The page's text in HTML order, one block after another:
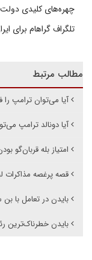
چهره‌های کلیدی دولت
تلگراف گراهام برای
مطالب مرتبط
آیا می‌توان ترامپ را
آیا دونالد ترامپ
امتیاز بله قربان‌گو
قصه پرغصه مذاکرات
بایدن در تعامل با بن
بایدن خطرناک‌ترین